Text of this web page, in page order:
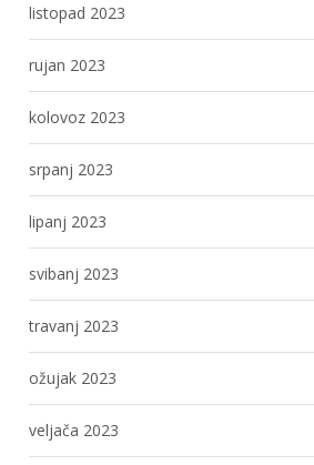
listopad 2023
rujan 2023
kolovoz 2023
srpanj 2023
lipanj 2023
svibanj 2023
travanj 2023
ožujak 2023
veljača 2023